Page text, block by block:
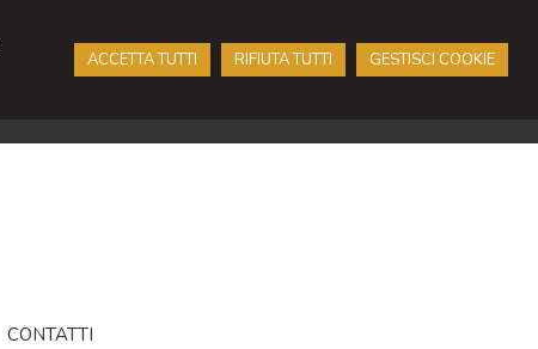
ACCETTA TUTTI RIFIUTA TUTTI GESTISCI COOKIE
CONTATTI